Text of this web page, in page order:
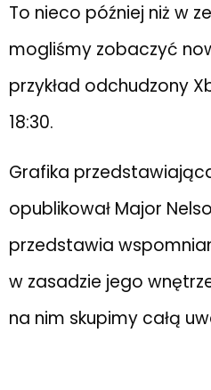
To nieco później niż w
mogliśmy zobaczyć
przykład odchudzony
18:30.
Grafika
opublikował Major
przedstawia
w zasadzie jego
na nim skupimy całą